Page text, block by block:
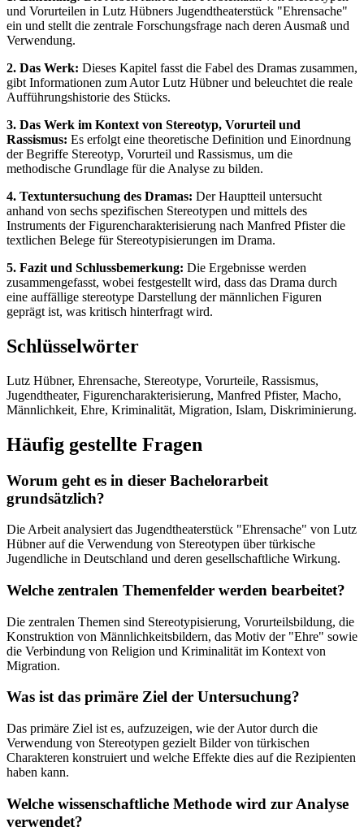
und Vorurteilen in Lutz Hübners Jugendtheaterstück "Ehrensache"
ein und stellt die zentrale Forschungsfrage nach deren Ausmaß und
Verwendung.
2. Das Werk: Dieses Kapitel fasst die Fabel des Dramas zusammen,
gibt Informationen zum Autor Lutz Hübner und beleuchtet die reale
Aufführungshistorie des Stücks.
3. Das Werk im Kontext von Stereotyp, Vorurteil und
Rassismus: Es erfolgt eine theoretische Definition und Einordnung
der Begriffe Stereotyp, Vorurteil und Rassismus, um die
methodische Grundlage für die Analyse zu bilden.
4. Textuntersuchung des Dramas: Der Hauptteil untersucht
anhand von sechs spezifischen Stereotypen und mittels des
Instruments der Figurencharakterisierung nach Manfred Pfister die
textlichen Belege für Stereotypisierungen im Drama.
5. Fazit und Schlussbemerkung: Die Ergebnisse werden
zusammengefasst, wobei festgestellt wird, dass das Drama durch
eine auffällige stereotype Darstellung der männlichen Figuren
geprägt ist, was kritisch hinterfragt wird.
Schlüsselwörter
Lutz Hübner, Ehrensache, Stereotype, Vorurteile, Rassismus,
Jugendtheater, Figurencharakterisierung, Manfred Pfister, Macho,
Männlichkeit, Ehre, Kriminalität, Migration, Islam, Diskriminierung.
Häufig gestellte Fragen
Worum geht es in dieser Bachelorarbeit
grundsätzlich?
Die Arbeit analysiert das Jugendtheaterstück "Ehrensache" von Lutz
Hübner auf die Verwendung von Stereotypen über türkische
Jugendliche in Deutschland und deren gesellschaftliche Wirkung.
Welche zentralen Themenfelder werden bearbeitet?
Die zentralen Themen sind Stereotypisierung, Vorurteilsbildung, die
Konstruktion von Männlichkeitsbildern, das Motiv der "Ehre" sowie
die Verbindung von Religion und Kriminalität im Kontext von
Migration.
Was ist das primäre Ziel der Untersuchung?
Das primäre Ziel ist es, aufzuzeigen, wie der Autor durch die
Verwendung von Stereotypen gezielt Bilder von türkischen
Charakteren konstruiert und welche Effekte dies auf die Rezipienten
haben kann.
Welche wissenschaftliche Methode wird zur Analyse
verwendet?